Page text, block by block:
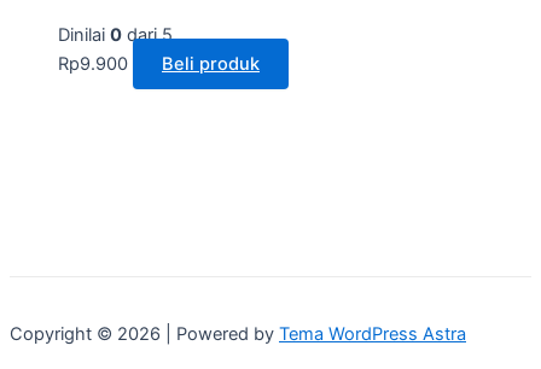
Dinilai 0 dari 5
Rp9.900 Beli produk
Copyright © 2026 | Powered by Tema WordPress Astra